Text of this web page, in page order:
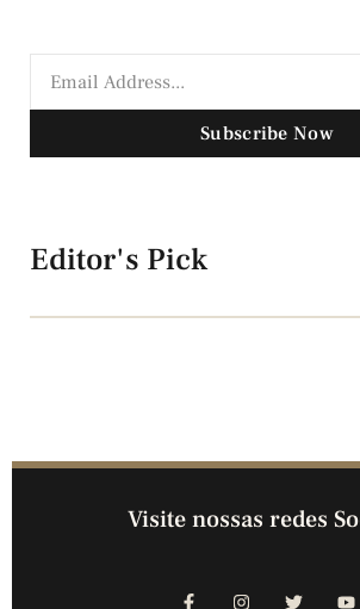
Subscribe Now
Editor's Pick
Visite nossas redes